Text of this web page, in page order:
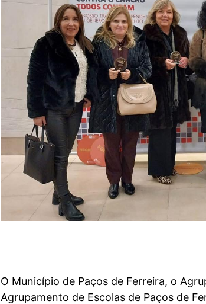
O Município de Paços de Ferreira, o
Agrupamento de Escolas de Paços de